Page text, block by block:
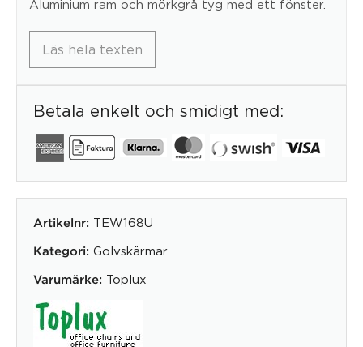
Aluminium ram och mörkgrå tyg med ett fönster.
Läs hela texten
Betala enkelt och smidigt med:
Artikelnr: TEW168U
Kategori: Golvskärmar
Varumärke: Toplux